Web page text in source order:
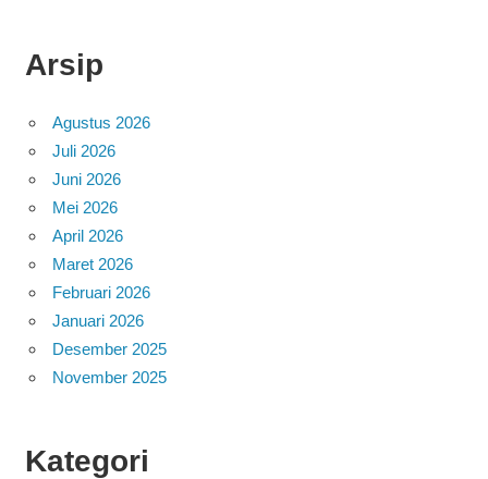
Arsip
Agustus 2026
Juli 2026
Juni 2026
Mei 2026
April 2026
Maret 2026
Februari 2026
Januari 2026
Desember 2025
November 2025
Kategori